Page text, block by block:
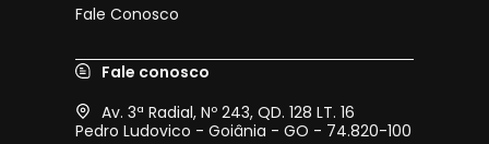
Fale Conosco
Fale conosco
Av. 3ª Radial, Nº 243, QD. 128 LT. 16
Pedro Ludovico - Goiânia - GO - 74.820-100